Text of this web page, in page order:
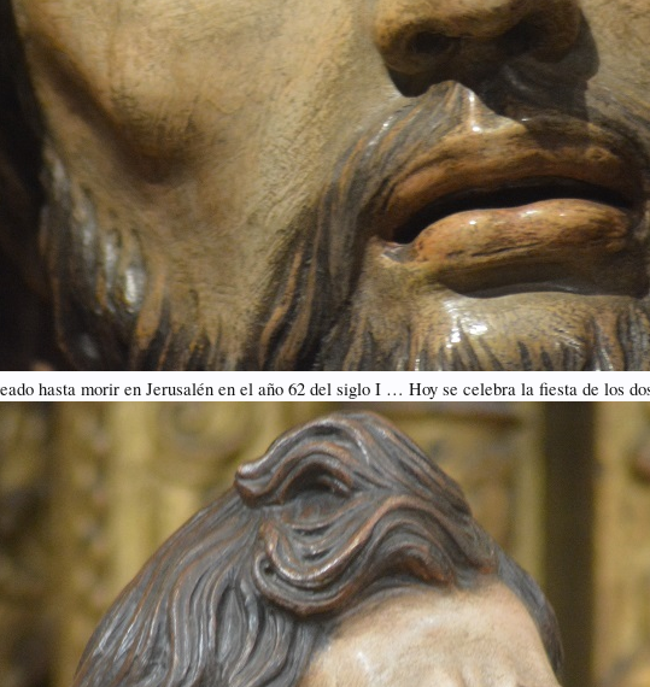
hasta morir en Jerusalén en el año 62 del siglo I … Hoy se celebra la fiesta de los